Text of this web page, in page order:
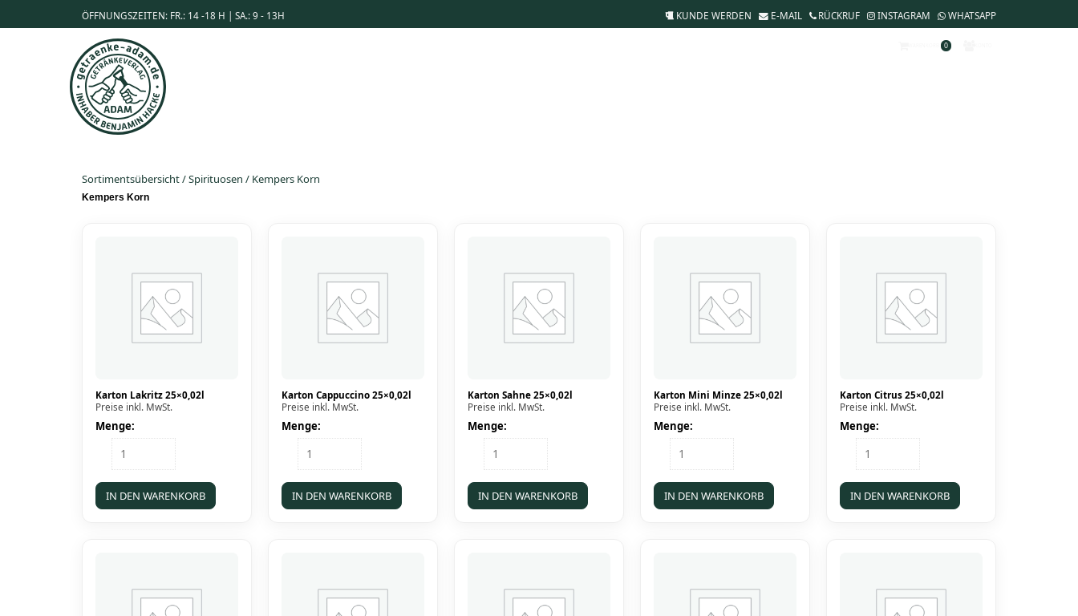
ÖFFNUNGSZEITEN: FR.: 14 -18 H | SA.: 9 - 13H KUNDE WERDEN E-MAIL RÜCKRUF INSTAGRAM WHATSAPP
0
Sortimentsübersicht/Spirituosen / Kempers Korn
Kempers Korn
Karton Lakritz 25×0,02l
Preise inkl. MwSt.
Menge:
Karton
Lakritz
Menge
IN DEN WARENKORB
Karton Cappuccino 25×0,02l
Preise inkl. MwSt.
Menge:
Karton
Cappuccino
Menge
IN DEN WARENKORB
Karton Sahne 25×0,02l
Preise inkl. MwSt.
Menge:
Karton
Sahne
Menge
IN DEN WARENKORB
Karton Mini Minze 25×0,02l
Preise inkl. MwSt.
Menge:
Karton
Mini
25x0,02l
Menge
IN DEN WARENKORB
Karton Citrus 25×0,02l
Preise inkl. MwSt.
Menge:
Karton
Citrus
Menge
IN DEN WARENKORB